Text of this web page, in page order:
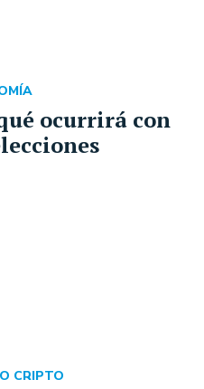
ocurrirá con
CRIPTO